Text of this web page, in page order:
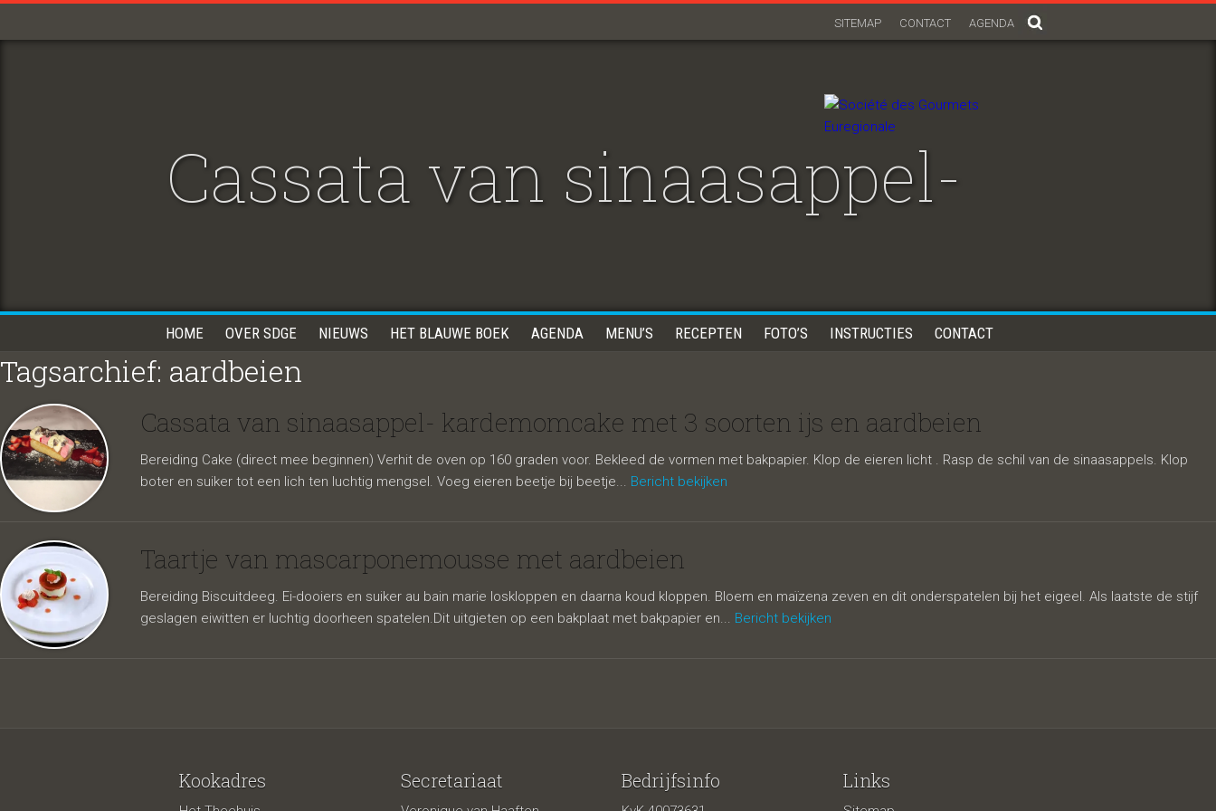
AGENDA
CONTACT
SITEMAP
Cassata van sinaasappel-
kardemomcake met 3
HOME OVER SDGE NIEUWS HET BLAUWE BOEK AGENDA MENU’S RECEPTEN FOTO’S INSTRUCTIES CONTACT
Tagsarchief: aardbeien
Cassata van sinaasappel- kardemomcake met 3 soorten ijs en aardbeien
Bereiding Cake (direct mee beginnen) Verhit de oven op 160 graden voor. Bekleed de vormen met bakpapier. Klop de eieren licht . Rasp de schil van de sinaasappels. Klop
boter en suiker tot een lich ten luchtig mengsel. Voeg eieren beetje bij beetje... Bericht bekijken
Taartje van mascarponemousse met aardbeien
Bereiding Biscuitdeeg. Ei-dooiers en suiker au bain marie loskloppen en daarna koud kloppen. Bloem en maïzena zeven en dit onderspatelen bij het eigeel. Als laatste de stijf
geslagen eiwitten er luchtig doorheen spatelen.Dit uitgieten op een bakplaat met bakpapier en... Bericht bekijken
Kookadres Secretariaat Bedrijfsinfo Links